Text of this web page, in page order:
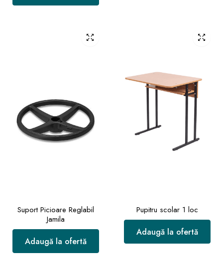
Suport Picioare Reglabil
Jamila
Adaugă la ofertă
Pupitru scolar 1 loc
Adaugă la ofertă